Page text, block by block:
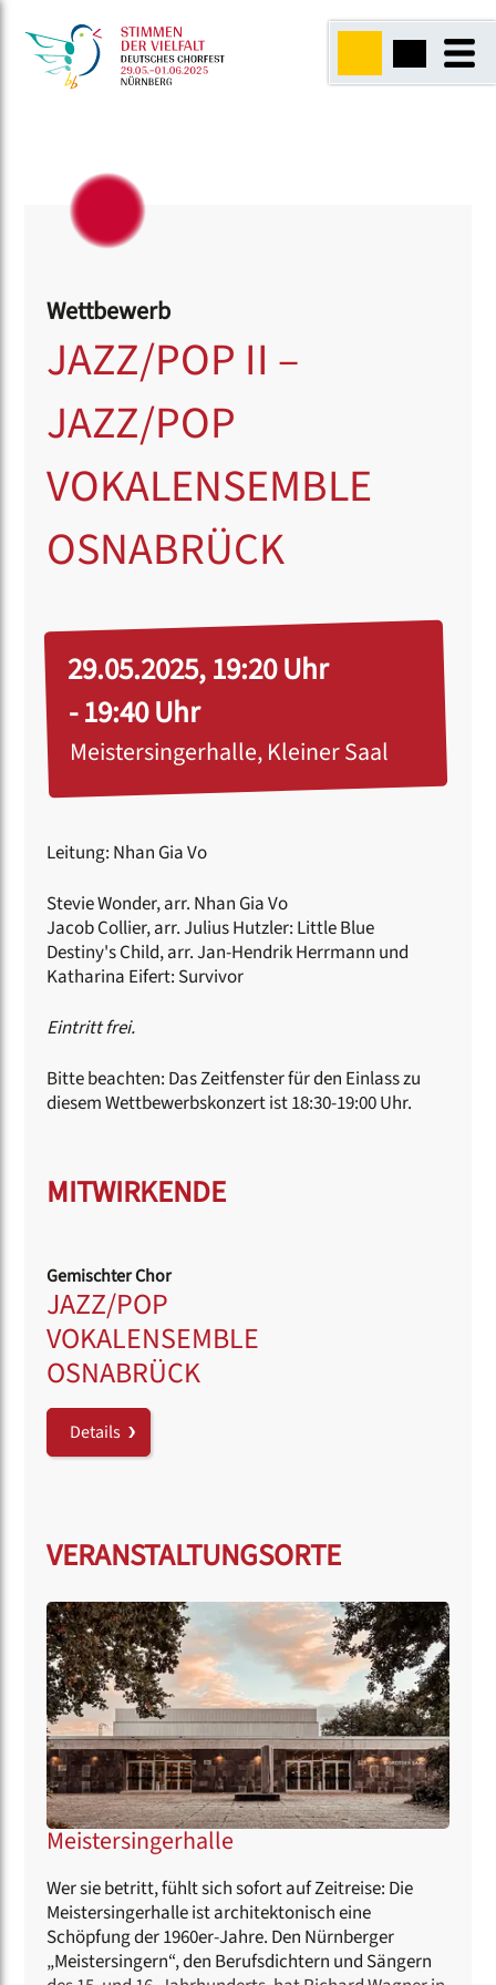
Wettbewerb
JAZZ/POP II –
JAZZ/POP
VOKALENSEMBLE
OSNABRÜCK
29.05.2025, 19:20 Uhr
- 19:40 Uhr
Meistersingerhalle, Kleiner Saal
Leitung: Nhan Gia Vo
Stevie Wonder, arr. Nhan Gia Vo
Jacob Collier, arr. Julius Hutzler: Little Blue
Destiny's Child, arr. Jan-Hendrik Herrmann und
Katharina Eifert: Survivor
Eintritt frei.
Bitte beachten: Das Zeitfenster für den Einlass zu
diesem Wettbewerbskonzert ist 18:30-19:00 Uhr.
MITWIRKENDE
Gemischter Chor
JAZZ/POP
VOKALENSEMBLE
OSNABRÜCK
Details
VERANSTALTUNGSORTE
Meistersingerhalle
Wer sie betritt, fühlt sich sofort auf Zeitreise: Die
Meistersingerhalle ist architektonisch eine
Schöpfung der 1960er-Jahre. Den Nürnberger
„Meistersingern“, den Berufsdichtern und Sängern